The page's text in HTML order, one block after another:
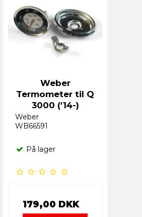
Weber
Termometer til Q
3000 ('14-)
Weber
WB66591
På lager
179,00 DKK